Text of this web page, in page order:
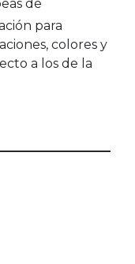
de
para
colores y
a los de la